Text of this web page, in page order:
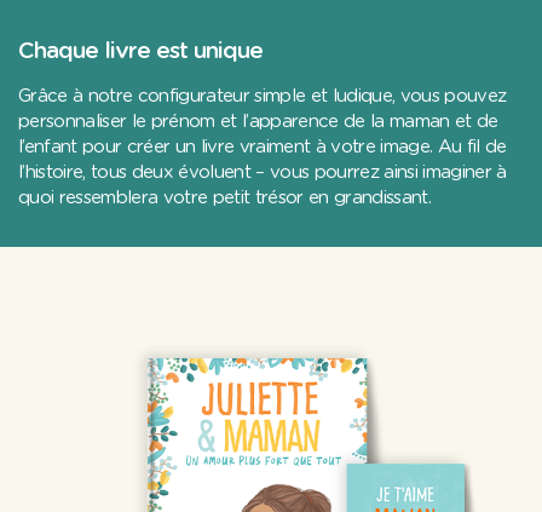
Chaque livre est unique
Grâce à notre configurateur simple et ludique, vous pouvez
personnaliser le prénom et l’apparence de la maman et de
l’enfant pour créer un livre vraiment à votre image. Au fil de
l’histoire, tous deux évoluent – vous pourrez ainsi imaginer à
quoi ressemblera votre petit trésor en grandissant.